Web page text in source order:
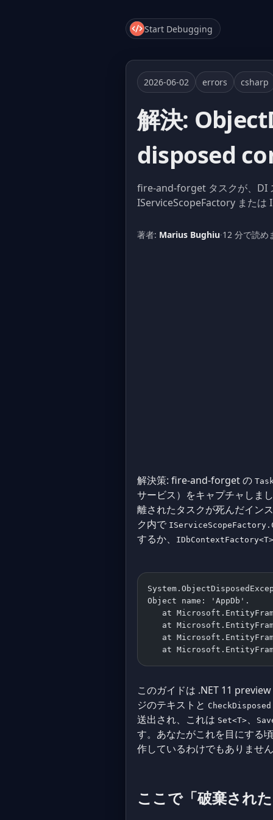
Start Debugging
2026-06-02 errors csharp
解決:
disposed
fire-and-forget タスクが、DI
IServiceScopeFactory または
著者: Marius Bughiu·12 分で読め
解決策: fire-and-forget の
サービス）をキャプチャしま
離されたタスクが死んだイン
ク内で
するか、 IDbContextFactory<T>
Object name: 'AppDb'.
at
at
at
at
このガイドは .NET 11
ジのテキストと CheckDisposed
送出され、これは Set<T>、
す。あなたがこれを目にする
作しているわけでもありませ
ここで「破棄され